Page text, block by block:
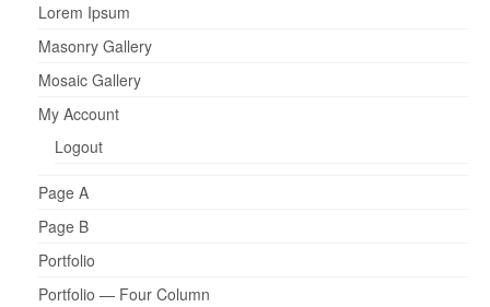
Lorem Ipsum
Masonry Gallery
Mosaic Gallery
My Account
Logout
Page A
Page B
Portfolio
Portfolio — Four Column